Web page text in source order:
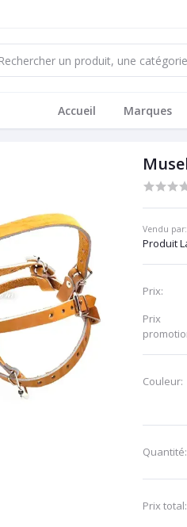
Accueil Marques
Vendu par:
Produit
Prix:
Prix ​​
Couleur:
Quantité:
Prix ​​total: